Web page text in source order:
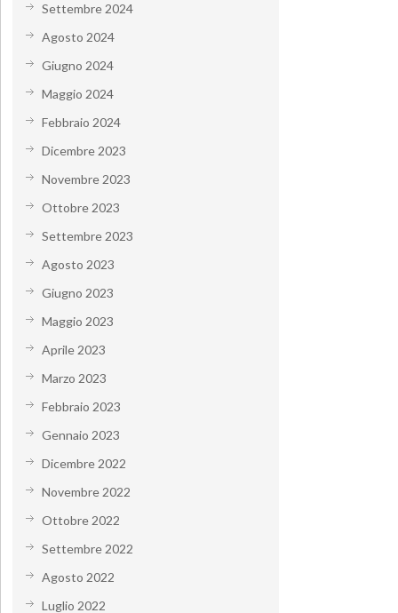
Settembre 2024
Agosto 2024
Giugno 2024
Maggio 2024
Febbraio 2024
Dicembre 2023
Novembre 2023
Ottobre 2023
Settembre 2023
Agosto 2023
Giugno 2023
Maggio 2023
Aprile 2023
Marzo 2023
Febbraio 2023
Gennaio 2023
Dicembre 2022
Novembre 2022
Ottobre 2022
Settembre 2022
Agosto 2022
Luglio 2022